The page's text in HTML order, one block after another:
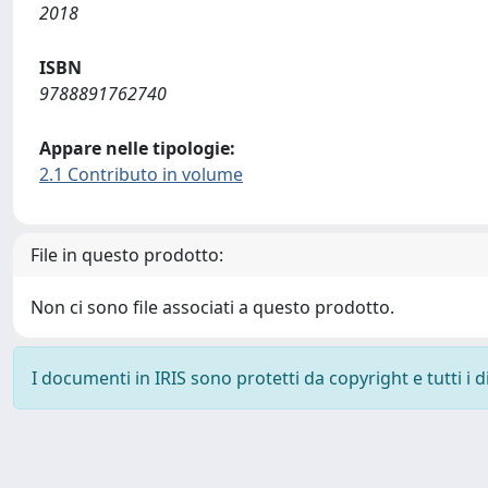
2018
ISBN
9788891762740
Appare nelle tipologie:
2.1 Contributo in volume
File in questo prodotto:
Non ci sono file associati a questo prodotto.
I documenti in IRIS sono protetti da copyright e tutti i